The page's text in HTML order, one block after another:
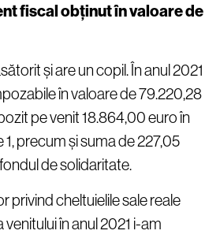
fiscal obținut în valoare de
și are un copil. În anul 2021
în valoare de 79.220,28
pe venit 18.864,00 euro în
precum și suma de 227,05
de solidaritate.
privind cheltuielile sale reale
în anul 2021 i-am